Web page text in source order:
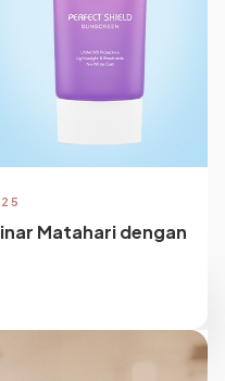
Matahari dengan